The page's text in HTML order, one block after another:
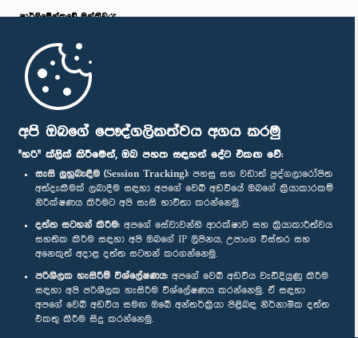
අපි ඔබගේ පෞද්ගලිකත්වය අගය කරමු
"හරි" ක්ලික් කිරීමෙන්, ඔබ පහත සඳහන් දේට එකඟ වේ:
සැසි ලුහුබැඳීම (Session Tracking): පහසු සහ වඩාත් පුද්ගලාරෝපිත
අත්දැකීමක් ලබාදීම සඳහා අපගේ වෙබ් අඩවියේ ඔබගේ ක්‍රියාකාරකම්
නිරීක්ෂණය කිරීමට අපි සැසි භාවිතා කරන්නෙමු.
දත්ත සටහන් කිරීම: අපගේ සේවාවන්හි ආරක්ෂාව සහ ක්‍රියාකාරීත්වය
සහතික කිරීම සඳහා අපි ඔබගේ IP ලිපිනය, උපාංග විස්තර සහ
අනෙකුත් අදාළ දත්ත සටහන් කරගන්නෙමු.
පරිශීලක හැසිරීම් විශ්ලේෂණය: අපගේ වෙබ් අඩවිය වැඩිදියුණු කිරීම
සඳහා අපි පරිශීලක හැසිරීම විශ්ලේෂණය කරන්නෙමු. ඒ සඳහා
අපගේ වෙබ් අඩවිය සමඟ ඔබේ අන්තර්ක්‍රියා පිළිබඳ නිර්නාමික දත්ත
එකතු කිරීම සිදු කරන්නෙමු.
පාර්ලි‌මේන්තුවේ මන්ත්‍රීවරු
මුල් පිටුව
පාර්ලිමේන්තු ජංගම යෙදුම
අප හා සම්බන්ධ වී සිටින්න :
සම්මාන
පෞද්ගලිකත්ව ප්‍රතිපත්තිය